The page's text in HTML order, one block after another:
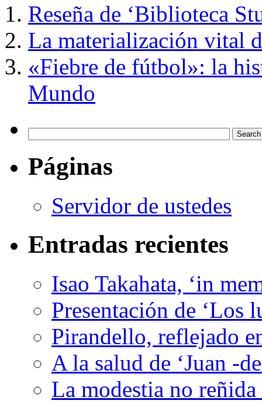
Reseña de ‘Biblioteca
La materialización vital
«Fiebre de fútbol»: la
Mundo
Páginas
Servidor de ustedes
Entradas recientes
Isao Takahata, ‘in
Presentación de ‘Los
Pirandello, reflejado
A la salud de ‘Juan -
La modestia no